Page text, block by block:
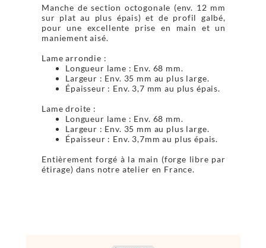
Manche de section octogonale (env. 12 mm
sur plat au plus épais) et de profil galbé,
pour une excellente prise en main et un
maniement aisé.
Lame arrondie :
Longueur lame : Env. 68 mm.
Largeur : Env. 35 mm au plus large.
Épaisseur : Env. 3,7 mm au plus épais.
Lame droite :
Longueur lame : Env. 68 mm.
Largeur : Env. 35 mm au plus large.
Épaisseur : Env. 3,7mm au plus épais.
Entièrement forgé à la main (forge libre par
étirage) dans notre atelier en France.